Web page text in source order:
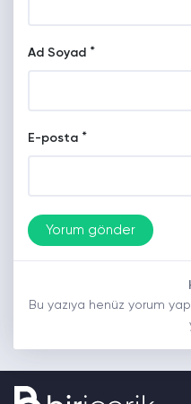
Ad Soyad *
E-posta *
Bu yazıya henüz yorum